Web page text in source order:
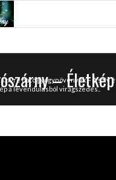
–
szívre ható gyógynövények – A
a levendulásból virágszedés..